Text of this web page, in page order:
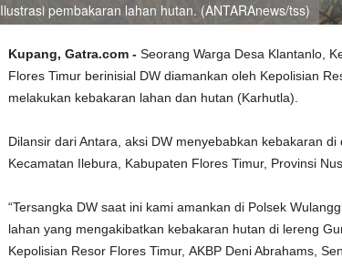
Ilustrasi pembakaran lahan hutan. (ANTARAnews/tss)
Kupang, Gatra.com - Seorang Warga Desa Klantanlo,
Flores Timur berinisial DW diamankan oleh Kepolisian
melakukan kebakaran lahan dan hutan (Karhutla).
Dilansir dari Antara, aksi DW menyebabkan kebakaran di
Kecamatan Ilebura, Kabupaten Flores Timur, Provinsi
“Tersangka DW saat ini kami amankan di Polsek
lahan yang mengakibatkan kebakaran hutan di lereng
Kepolisian Resor Flores Timur, AKBP Deni Abrahams,